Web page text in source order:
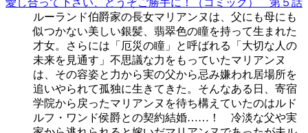
愛し合って下さい、どうぞご勝手に！（コミック） 第５話
ルーランド伯爵家の長女マリアンヌは、父にも母にも
似つかない美しい銀髪、翡翠色の瞳を持って生まれた
才女。さらには「厄災の瞳」と呼ばれる「大切な人の
未来を見通す」不思議な力をもっていたマリアンヌ
は、その容姿と力から実の父から忌み嫌われ居場所を
追いやられて孤独に生きてきた。そんなある日、寄宿
学院から戻ったマリアンヌを待ち構えていたのはルド
ルフ・ワンド侯爵との契約結婚……！ 冷淡な父や実